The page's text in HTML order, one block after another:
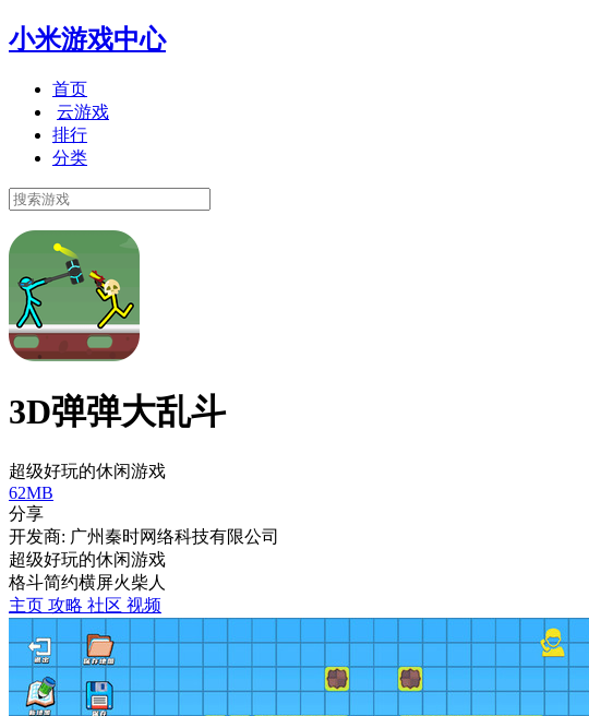
小米游戏中心
首页
云游戏
排行
分类
3D弹弹大乱斗
超级好玩的休闲游戏
62MB
分享
开发商: 广州秦时网络科技有限公司
超级好玩的休闲游戏
格斗简约横屏火柴人
主页 攻略 社区 视频